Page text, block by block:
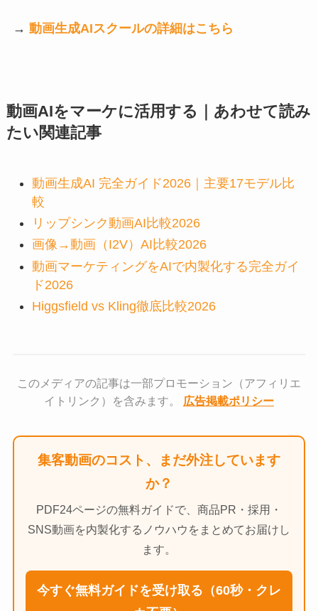
→ 動画生成AIスクールの詳細はこちら
動画AIをマーケに活用する｜あわせて読み
たい関連記事
動画生成AI 完全ガイド2026｜主要17モデル比
較
リップシンク動画AI比較2026
画像→動画（I2V）AI比較2026
動画マーケティングをAIで内製化する完全ガイ
ド2026
Higgsfield vs Kling徹底比較2026
このメディアの記事は一部プロモーション（アフィリエ
イトリンク）を含みます。 広告掲載ポリシー
集客動画のコスト、まだ外注しています
か？
PDF24ページの無料ガイドで、商品PR・採用・
SNS動画を内製化するノウハウをまとめてお届けし
ます。
今すぐ無料ガイドを受け取る（60秒・クレ